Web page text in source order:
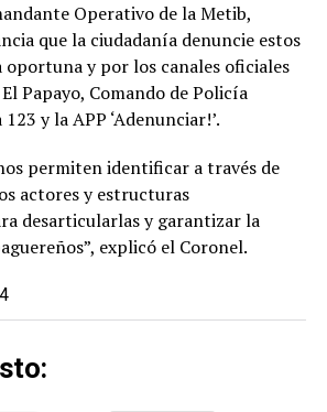
Operativo de la Metib,
que la ciudadanía denuncie estos
oportuna y por los canales oficiales
Papayo, Comando de Policía
y la APP ‘Adenunciar!’.
permiten identificar a través de
actores y estructuras
desarticularlas y garantizar la
explicó el Coronel.